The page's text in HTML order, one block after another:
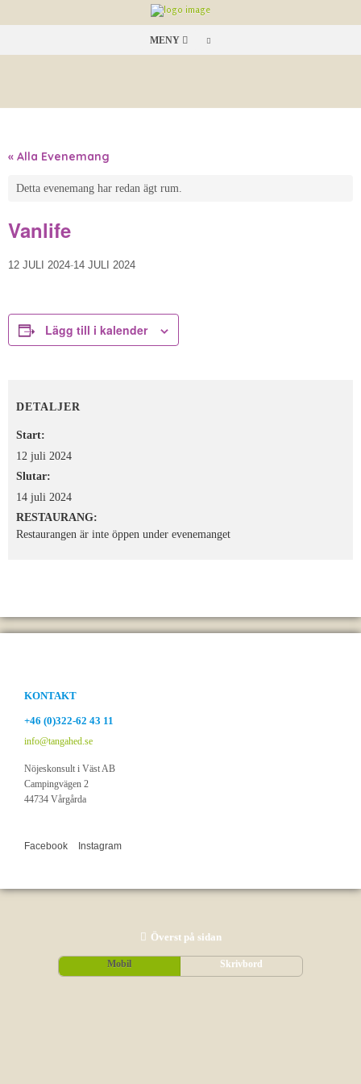
MENY
« Alla Evenemang
Detta evenemang har redan ägt rum.
Vanlife
12 JULI 2024-14 JULI 2024
Lägg till i kalender
DETALJER
Start:
12 juli 2024
Slutar:
14 juli 2024
RESTAURANG:
Restaurangen är inte öppen under evenemanget
KONTAKT
+46 (0)322-62 43 11
info@tangahed.se
Nöjeskonsult i Väst AB
Campingvägen 2
44734 Vårgårda
Facebook Instagram
Överst på sidan
Mobil Skrivbord